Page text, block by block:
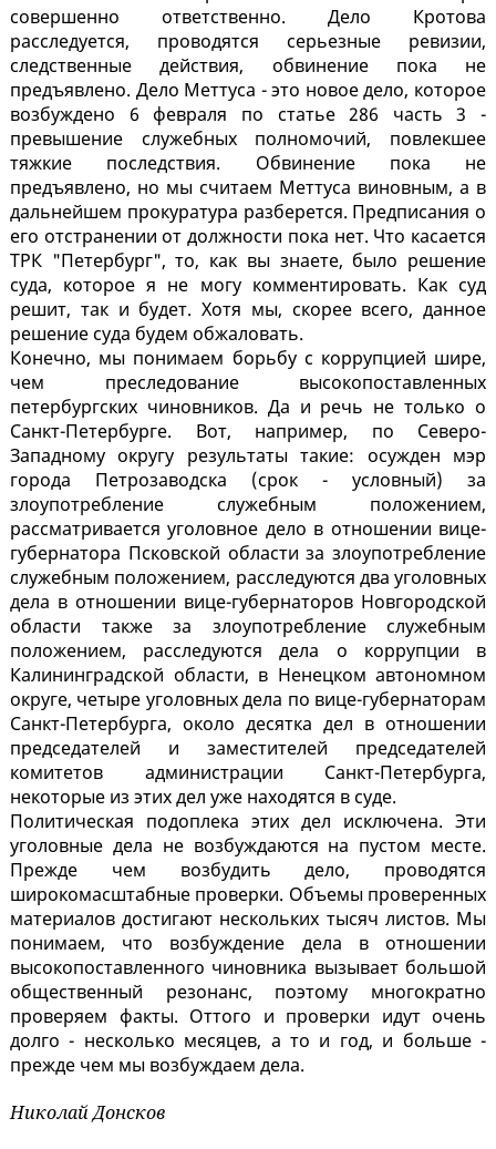
совершенно ответственно. Дело Кротова
расследуется, проводятся серьезные ревизии,
следственные действия, обвинение пока не
предъявлено. Дело Меттуса - это новое дело, которое
возбуждено 6 февраля по статье 286 часть 3 -
превышение служебных полномочий, повлекшее
тяжкие последствия. Обвинение пока не
предъявлено, но мы считаем Меттуса виновным, а в
дальнейшем прокуратура разберется. Предписания о
его отстранении от должности пока нет. Что касается
ТРК "Петербург", то, как вы знаете, было решение
суда, которое я не могу комментировать. Как суд
решит, так и будет. Хотя мы, скорее всего, данное
решение суда будем обжаловать.
Конечно, мы понимаем борьбу с коррупцией шире,
чем преследование высокопоставленных
петербургских чиновников. Да и речь не только о
Санкт-Петербурге. Вот, например, по Северо-
Западному округу результаты такие: осужден мэр
города Петрозаводска (срок - условный) за
злоупотребление служебным положением,
рассматривается уголовное дело в отношении вице-
губернатора Псковской области за злоупотребление
служебным положением, расследуются два уголовных
дела в отношении вице-губернаторов Новгородской
области также за злоупотребление служебным
положением, расследуются дела о коррупции в
Калининградской области, в Ненецком автономном
округе, четыре уголовных дела по вице-губернаторам
Санкт-Петербурга, около десятка дел в отношении
председателей и заместителей председателей
комитетов администрации Санкт-Петербурга,
некоторые из этих дел уже находятся в суде.
Политическая подоплека этих дел исключена. Эти
уголовные дела не возбуждаются на пустом месте.
Прежде чем возбудить дело, проводятся
широкомасштабные проверки. Объемы проверенных
материалов достигают нескольких тысяч листов. Мы
понимаем, что возбуждение дела в отношении
высокопоставленного чиновника вызывает большой
общественный резонанс, поэтому многократно
проверяем факты. Оттого и проверки идут очень
долго - несколько месяцев, а то и год, и больше -
прежде чем мы возбуждаем дела.
Николай Донсков